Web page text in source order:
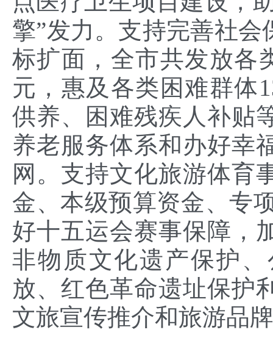
擎”发力。支持完善社
标扩面，全市共发放各
元，惠及各类困难群体
供养、困难残疾人补贴
养老服务体系和办好幸
网。支持文化旅游体育
金、本级预算资金、专
好十五运会赛事保障，
非物质文化遗产保护
放、红色革命遗址保护
文旅宣传推介和旅游品